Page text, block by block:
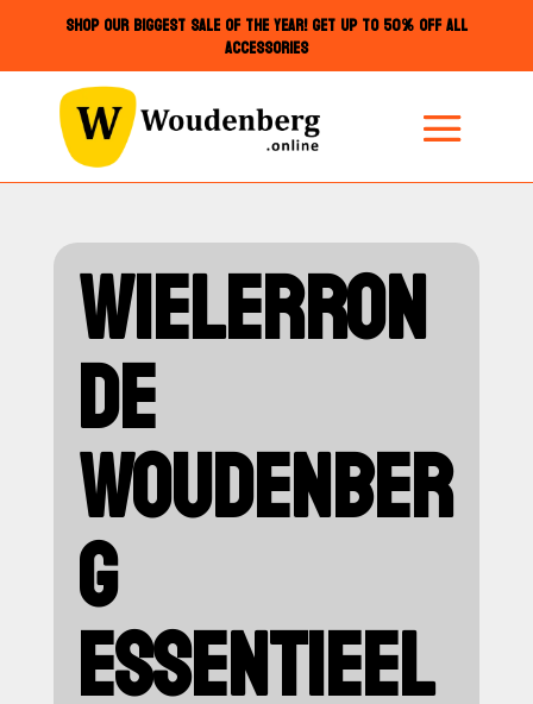
SHOP OUR BIGGEST SALE OF THE YEAR! GET UP TO 50% OFF ALL
ACCESSORIES
WIELERRON
DE
WOUDENBER
G
ESSENTIEEL